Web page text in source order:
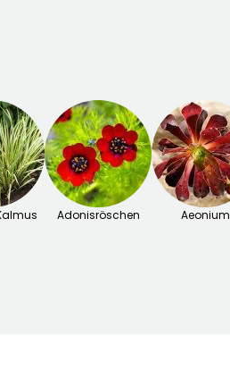
Adonisröschen Aeonium